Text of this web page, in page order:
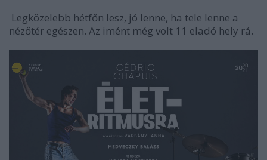
Legközelebb hétfőn lesz, jó lenne, ha tele lenne a
nézőtér egészen. Az imént még volt 11 eladó hely rá.